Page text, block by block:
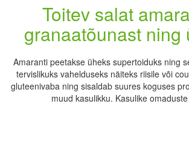
Toitev salat
granaatõunast ning
Amaranti peetakse üheks supertoiduks ning
tervislikuks vahelduseks näiteks riisile või
gluteenivaba ning sisaldab suures koguses
muud kasulikku. Kasulike